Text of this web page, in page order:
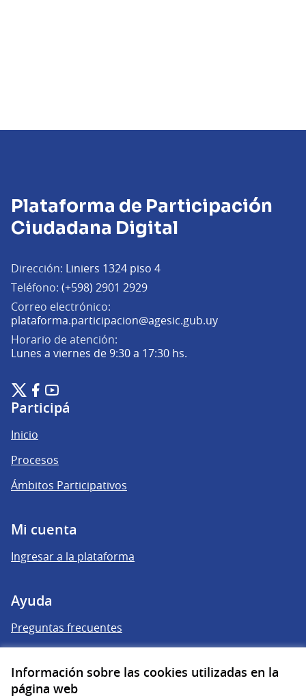
Información sobre las cookies utilizadas en la
página web
Plataforma de Participación
Ciudadana Digital
Dirección: Liniers 1324 piso 4
Teléfono: (+598) 2901 2929
Correo electrónico:
plataforma.participacion@agesic.gub.uy(Abrir en una
Horario de atención:
Lunes a viernes de 9:30 a 17:30 hs.
Plataforma de Participación Ciudadana Digital en X
(Enlace externo)
Plataforma de Participación Ciudadana Digital en Facebook
(Enlace externo)
Plataforma de Participación Ciudadana Digital en
(Enlace externo)
Participá
Inicio
Procesos
Ámbitos Participativos
Mi cuenta
Ingresar a la plataforma
Ayuda
Preguntas frecuentes
Enlaces